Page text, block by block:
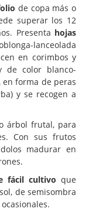
de copa más o
superar los 12
Presenta hojas
lanceolada
en corimbos y
de color blanco-
en forma de peras
y se recogen a
árbol frutal, para
Con sus frutos
madurar en
fácil cultivo que
de semisombra